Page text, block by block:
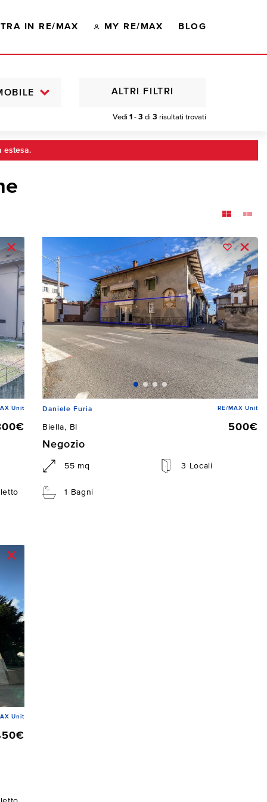
IN RE/MAX MY RE/MAX BLOG
Vedi 1 - 3 di 3 risultati trovati
ALTRI FILTRI
estesa.
Unit Daniele Furia RE/MAX Unit
Biella, BI
500€
Negozio
55 mq 3 Locali
1 Bagni
Unit